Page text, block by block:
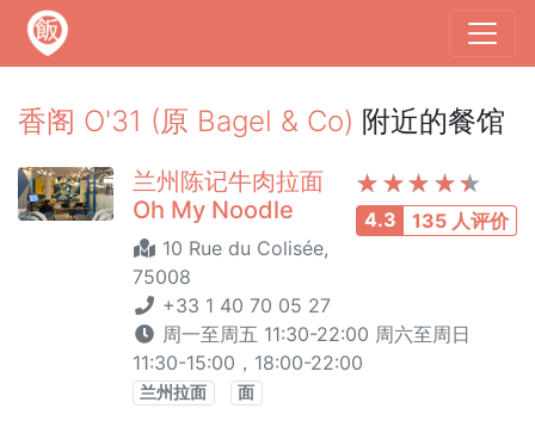
香阁 O'31 (原 Bagel & Co) 附近的餐馆
4.3 135 人评价
兰州陈记牛肉拉面
Oh My Noodle
10 Rue du Colisée,
75008
+33 1 40 70 05 27
周一至周五 11:30-22:00 周六至周日
11:30-15:00，18:00-22:00
兰州拉面 面